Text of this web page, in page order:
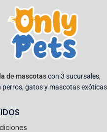
de mascotascon 3 sucursales,
perros, gatos y mascotas